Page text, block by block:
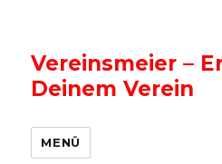
Vereinsmeier –
Deinem Verein
MENÜ